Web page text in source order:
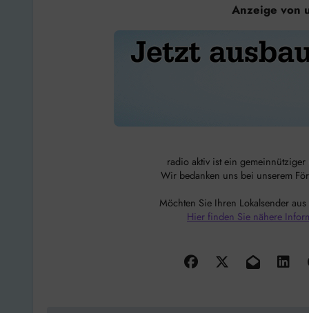
Anzeige von
radio aktiv ist ein
Wir bedanken uns bei unserem
Möchten Sie Ihren Lokalsender
Hier finden Sie nähere